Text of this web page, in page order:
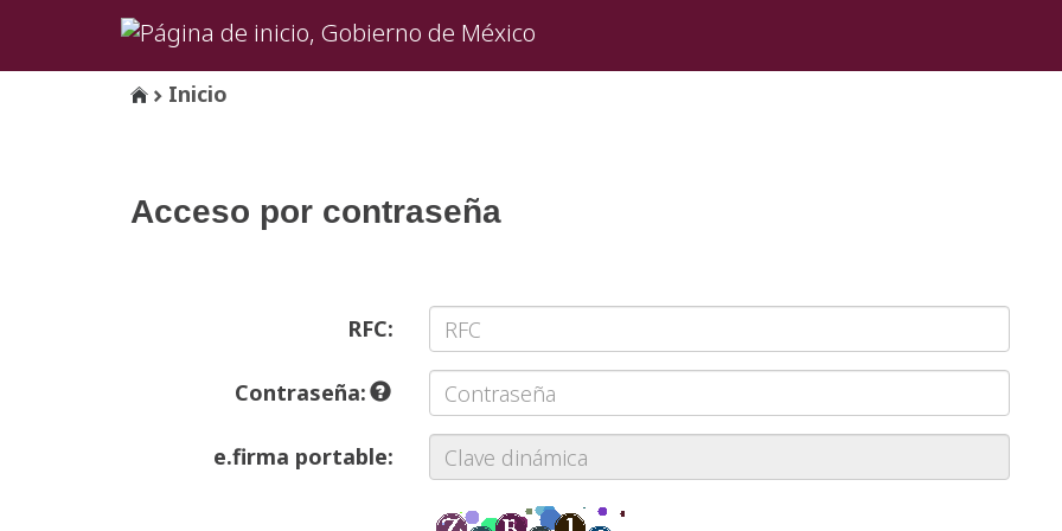
Inicio
Acceso por contraseña
RFC:
Contraseña:
e.firma portable: